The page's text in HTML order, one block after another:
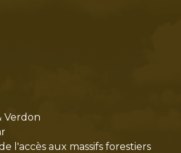
Verdon
l'accès aux massifs forestiers